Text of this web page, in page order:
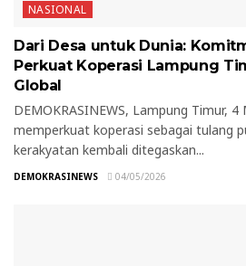
NASIONAL
Dari Desa untuk Dunia:
Perkuat Koperasi Lampung
Global
DEMOKRASINEWS, Lampung Timur, 4
memperkuat koperasi sebagai tulang
kerakyatan kembali ditegaskan...
DEMOKRASINEWS 04/05/2026